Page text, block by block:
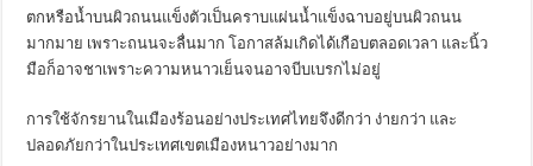
ตกหรือน้ำบนผิวถนนแข็งตัวเป็นคราบแผ่นน้ำแข็งฉาบอยู่บนผิวถนน
มากมาย เพราะถนนจะลื่นมาก โอกาสล้มเกิดได้เกือบตลอดเวลา และนิ้ว
มือก็อาจชาเพราะความหนาวเย็นจนอาจบีบเบรกไม่อยู่
การใช้จักรยานในเมืองร้อนอย่างประเทศไทยจึงดีกว่า ง่ายกว่า และ
ปลอดภัยกว่าในประเทศเขตเมืองหนาวอย่างมาก